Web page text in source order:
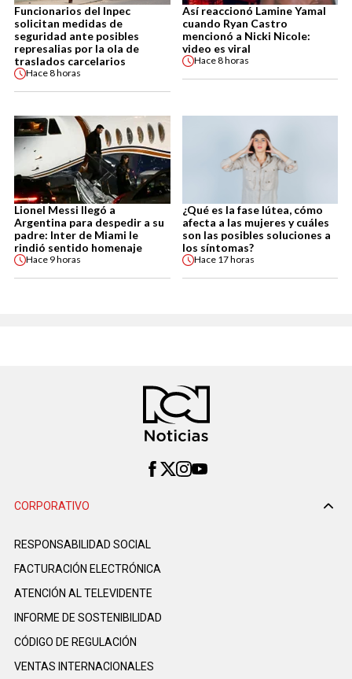
Funcionarios del Inpec
solicitan medidas de
seguridad ante posibles
represalias por la ola de
traslados carcelarios
Hace8 horas
Así reaccionó Lamine Yamal
cuando Ryan Castro
mencionó a Nicki Nicole:
video es viral
Hace8 horas
Lionel Messi llegó a
Argentina para despedir a su
padre: Inter de Miami le
rindió sentido homenaje
Hace 9 horas
¿Qué es la fase lútea, cómo
afecta a las mujeres y cuáles
son las posibles soluciones a
los síntomas?
Hace 17 horas
CORPORATIVO
RESPONSABILIDAD SOCIAL
FACTURACIÓN ELECTRÓNICA
ATENCIÓN AL TELEVIDENTE
INFORME DE SOSTENIBILIDAD
CÓDIGO DE REGULACIÓN
VENTAS INTERNACIONALES